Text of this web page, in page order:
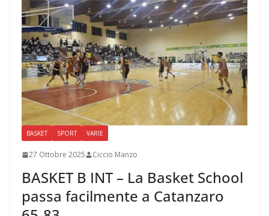
BASKET SPORT VARIE
27 Ottobre 2025 Ciccio Manzo
BASKET B INT – La Basket School
passa facilmente a Catanzaro